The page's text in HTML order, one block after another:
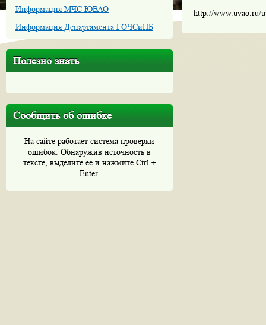
Информация МЧС ЮВАО
Информация Департамента ГОЧСиПБ
Полезно знать
Сообщить об ошибке
На сайте работает система проверки
ошибок. Обнаружив неточность в
тексте, выделите ее и нажмите Ctrl +
Enter.
http://www.uvao.ru/